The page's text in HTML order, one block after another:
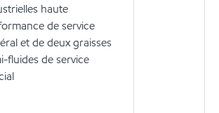
haute
de service
et de deux graisses
fluides de service